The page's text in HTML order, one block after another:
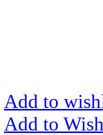
Add to
Add to